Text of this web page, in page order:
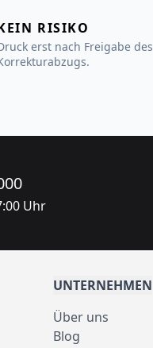
RISIKO
erst nach Freigabe des
Uhr
UNTERNEHMEN
Über uns
Blog